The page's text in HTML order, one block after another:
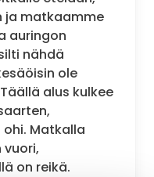
ja matkaamme
auringon
nähdä
ole
alus kulkee
Matkalla
on reikä.